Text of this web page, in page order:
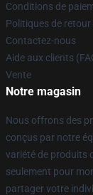
Conditions de
Politiques de
Contactez-nous
Aide aux clients
Vente
Notre magasin
Nous offrons des
conçus par notre
variété de produits
seulement pour
partager votre